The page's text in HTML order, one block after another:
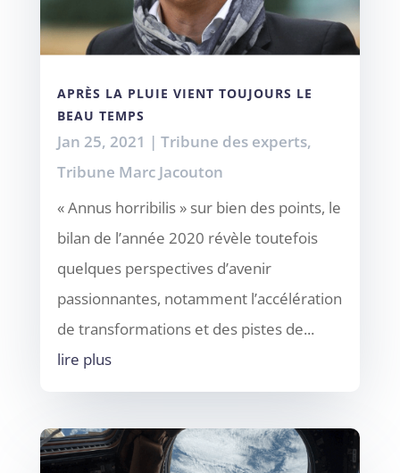
APRÈS LA PLUIE VIENT TOUJOURS LE
BEAU TEMPS
Jan 25, 2021 | Tribune des experts,
Tribune Marc Jacouton
« Annus horribilis » sur bien des points, le
bilan de l’année 2020 révèle toutefois
quelques perspectives d’avenir
passionnantes, notamment l’accélération
de transformations et des pistes de...
lire plus